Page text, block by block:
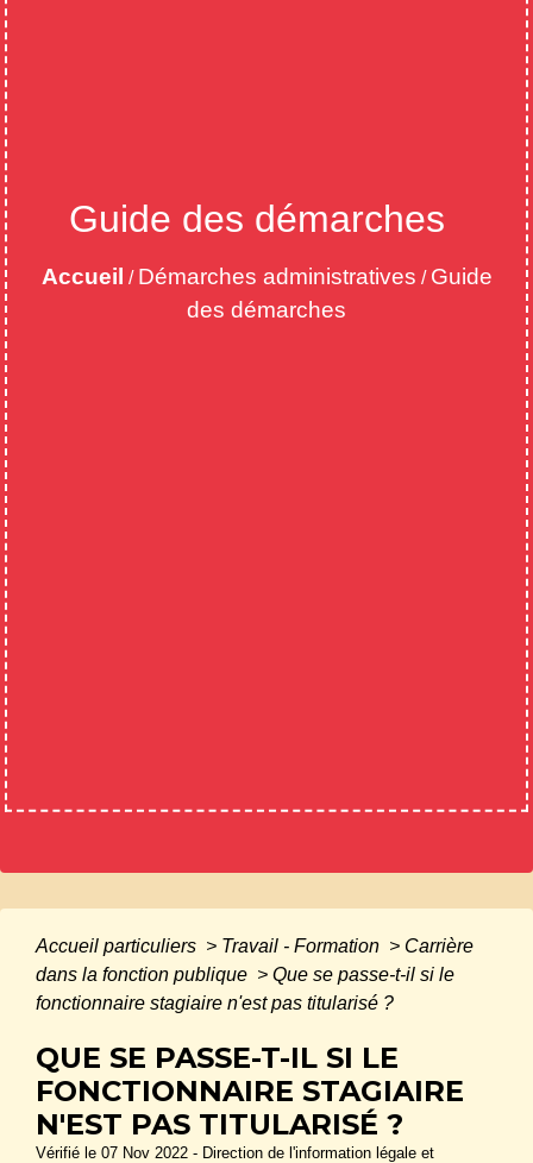
Guide des démarches
Accueil / Démarches administratives / Guide
des démarches
Accueil particuliers > Travail - Formation > Carrière
dans la fonction publique > Que se passe-t-il si le
fonctionnaire stagiaire n'est pas titularisé ?
QUE SE PASSE-T-IL SI LE
FONCTIONNAIRE STAGIAIRE
N'EST PAS TITULARISÉ ?
Vérifié le 07 Nov 2022 - Direction de l'information légale et